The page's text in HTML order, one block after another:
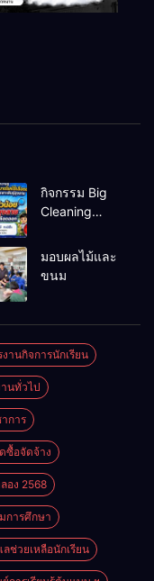
กิจกรรม Big
Cleaning
ป้องกันโรคไข้
มอบผลไม้และ
ขนม
านกิจการนักเรียน
นทั่วไป
การ
ซื้อจัดจ้าง
อง 2568
การศึกษา
ช่วยเหลือนักเรียน